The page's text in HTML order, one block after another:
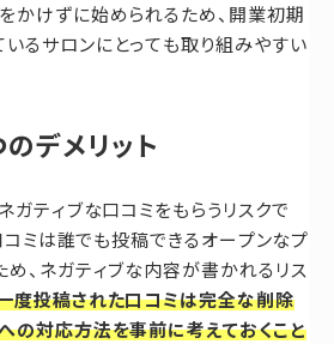
かけずに始められるため、開業初期
るサロンにとっても取り組みやすい
デメリット
ガティブな口コミをもらうリスクで
ミは誰でも投稿できるオープンなプ
め、ネガティブな内容が書かれるリス
度投稿された口コミは完全な削除
の対応方法を事前に考えておくこと